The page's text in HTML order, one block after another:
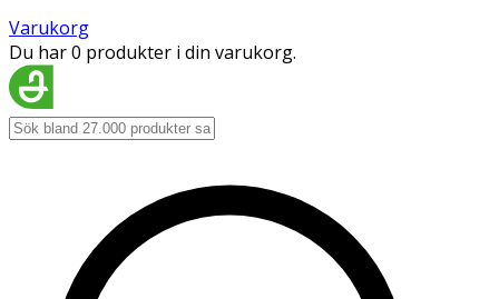
Varukorg
Du har 0 produkter i din varukorg.